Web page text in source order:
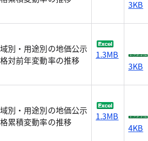
3KB
別・用途別の地価公示
対前年変動率の推移
1.3MB
3KB
別・用途別の地価公示
累積変動率の推移
1.3MB
4KB